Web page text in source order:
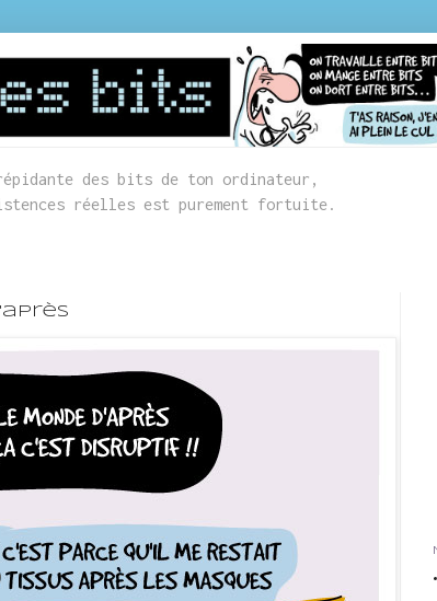
des bits de ton ordinateur,
réelles est purement fortuite.